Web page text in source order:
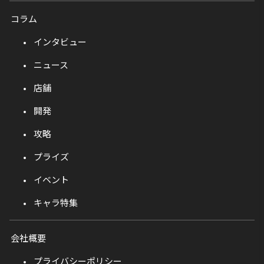
コラム
インタビュー
ニュース
店舗
開発
攻略
プライズ
イベント
キャラ特集
会社概要
プライバシーポリシー